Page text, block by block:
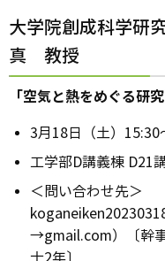
大学院創成科学研
真 教授
「空気と熱をめぐる研
3月18日（土）15:30
工学部D講義棟 D21
＜問い合わせ先＞
→gmail.com）〔幹